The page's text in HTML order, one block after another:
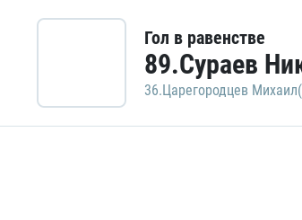
Гол в равенстве
89.Сураев
36.Царегородцев